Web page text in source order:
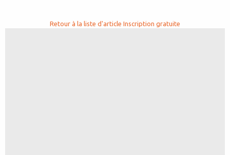
Retour à la liste d'article Inscription gratuite